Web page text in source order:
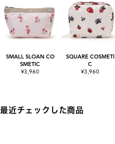
SMALL SLOAN CO
SMETIC
¥3,960
SQUARE COSMETI
C
¥3,960
最近チェックした商品